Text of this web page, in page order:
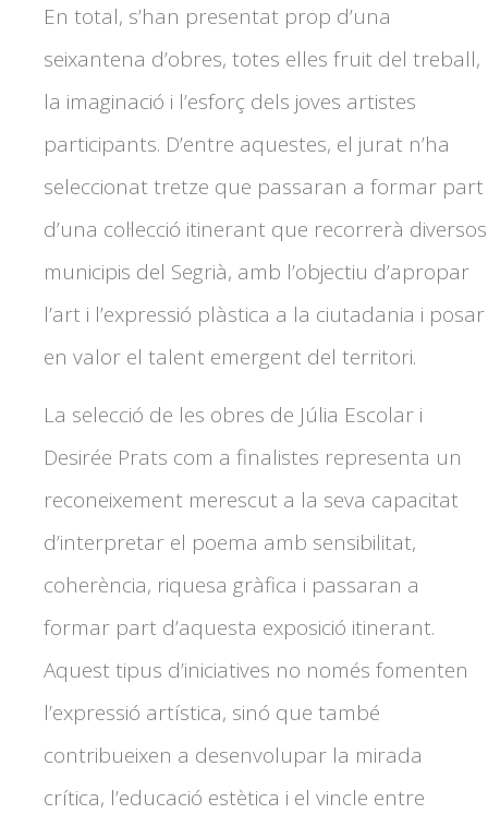
En total, s’han presentat prop d’una
seixantena d’obres, totes elles fruit del treball,
la imaginació i l’esforç dels joves artistes
participants. D’entre aquestes, el jurat n’ha
seleccionat tretze que passaran a formar part
d’una col·lecció itinerant que recorrerà diversos
municipis del Segrià, amb l’objectiu d’apropar
l’art i l’expressió plàstica a la ciutadania i posar
en valor el talent emergent del territori.
La selecció de les obres de Júlia Escolar i
Desirée Prats com a finalistes representa un
reconeixement merescut a la seva capacitat
d’interpretar el poema amb sensibilitat,
coherència, riquesa gràfica i passaran a
formar part d’aquesta exposició itinerant.
Aquest tipus d’iniciatives no només fomenten
l’expressió artística, sinó que també
contribueixen a desenvolupar la mirada
crítica, l’educació estètica i el vincle entre